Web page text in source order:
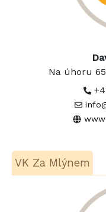
Na úhoru
VK Za Mlýnem